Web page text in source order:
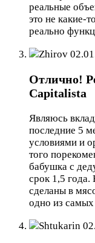
реальные
это не какие-
реально
Zhirov
Отлично!
Capitalista
Являюсь
последние 5
условиями и
того
бабушка с
срок 1,5
сделаны в
одно из
Shtukarin